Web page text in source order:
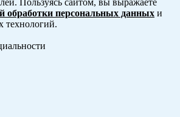
Пользуясь сайтом, вы выражаете
обработки персональных данных и
технологий.